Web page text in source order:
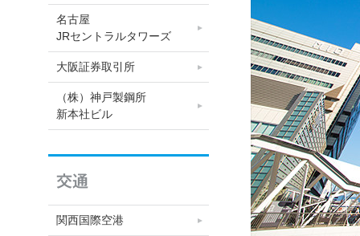
名古屋
JRセントラルタワーズ
大阪証券取引所
（株）神戸製鋼所
新本社ビル
交通
関西国際空港